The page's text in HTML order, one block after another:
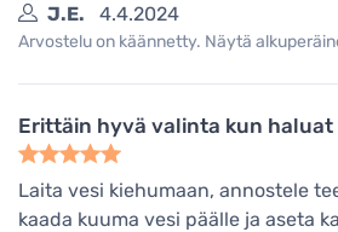
J.E.
4.4.2024
Arvostelu on käännetty. Näytä
Erittäin hyvä valinta kun
Laita vesi kiehumaan, annostele
kaada kuuma vesi päälle ja aseta